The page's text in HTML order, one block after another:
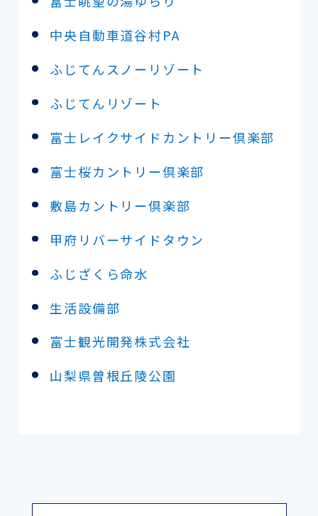
中央自動車道谷村PA
ふじてんスノーリゾート
ふじてんリゾート
富士レイクサイドカントリー倶楽部
富士桜カントリー倶楽部
敷島カントリー倶楽部
甲府リバーサイドタウン
ふじざくら命水
生活設備部
富士観光開発株式会社
山梨県曽根丘陵公園